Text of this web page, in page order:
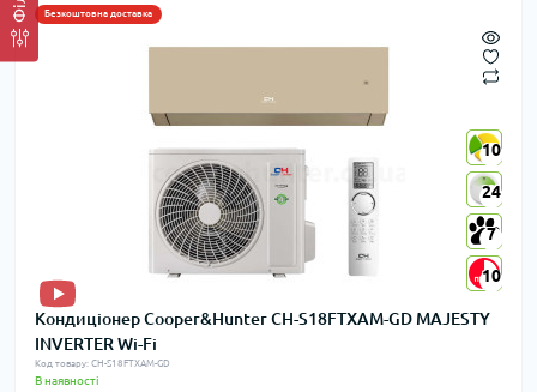
Безкоштовна доставка
10
24
7
10
10
24
7
10
Кондиціонер Cooper&Hunter CH-S18FTXAM-GD MAJESTY
INVERTER Wi-Fi
Код товару: CH-S18FTXAM-GD
В наявності